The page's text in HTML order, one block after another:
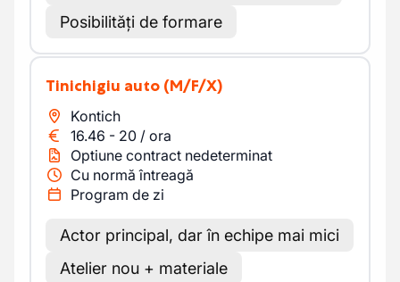
Posibilități de formare
Tinichigiu auto (M/F/X)
Kontich
16.46 - 20 / ora
Optiune contract nedeterminat
Cu normă întreagă
Program de zi
Actor principal, dar în echipe mai mici
Atelier nou + materiale